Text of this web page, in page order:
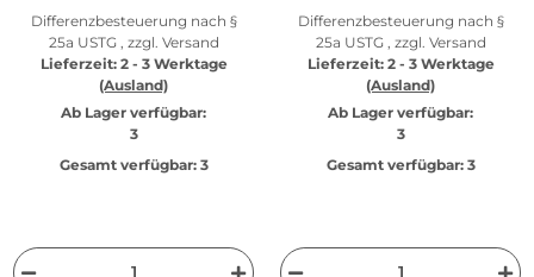
Differenzbesteuerung nach §
25a USTG , zzgl. Versand
Lieferzeit: 2 - 3 Werktage
(Ausland)
Ab Lager verfügbar:
3
Gesamt verfügbar:3
Differenzbesteuerung nach §
25a USTG , zzgl. Versand
Lieferzeit: 2 - 3 Werktage
(Ausland)
Ab Lager verfügbar:
3
Gesamt verfügbar:3